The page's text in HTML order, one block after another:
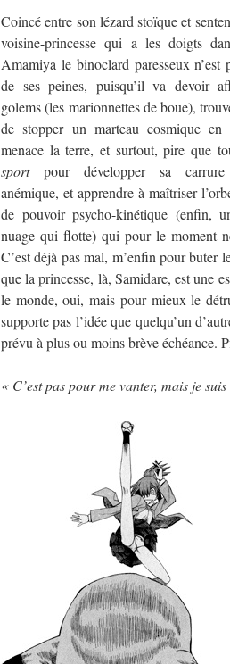
Coincé entre son lézard stoïque et
voisine-princesse qui a les doigts
Amamiya le binoclard paresseux n’est
de ses peines, puisqu’il va devoir
golems (les marionnettes de boue),
de stopper un marteau cosmique
menace la terre, et surtout, pire que
sportpour développer sa carrure
anémique, et apprendre à maîtriser
de pouvoir psycho-kinétique (enfin,
nuage qui flotte) qui pour le moment
C’est déjà pas mal, m’enfin pour buter
que la princesse, là, Samidare, est une
le monde, oui, mais pour mieux le
supporte pas l’idée que quelqu’un
prévu à plus ou moins brève échéance.
« C’est pas pour me vanter, mais je